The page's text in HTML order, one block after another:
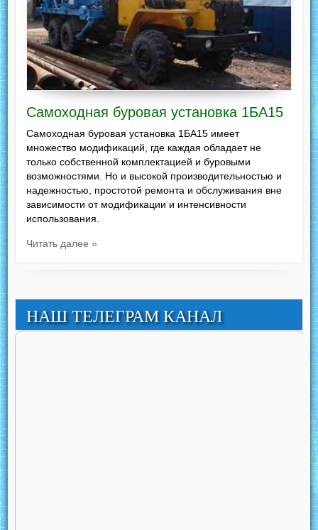
Самоходная буровая установка 1БА15
Самоходная буровая установка 1БА15 имеет
множество модификаций, где каждая обладает не
только собственной комплектацией и буровыми
возможностями. Но и высокой производительностью и
надежностью, простотой ремонта и обслуживания вне
зависимости от модификации и интенсивности
использования.
Читать далее »
НАШ ТЕЛЕГРАМ КАНАЛ